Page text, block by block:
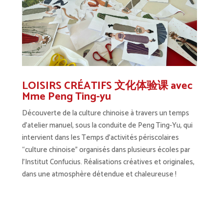
LOISIRS CRÉATIFS 文化体验课 avec
Mme Peng Ting-yu
Découverte de la culture chinoise à travers un temps
d’atelier manuel, sous la conduite de Peng Ting-Yu, qui
intervient dans les Temps d’activités périscolaires
“culture chinoise” organisés dans plusieurs écoles par
l’Institut Confucius. Réalisations créatives et originales,
dans une atmosphère détendue et chaleureuse !